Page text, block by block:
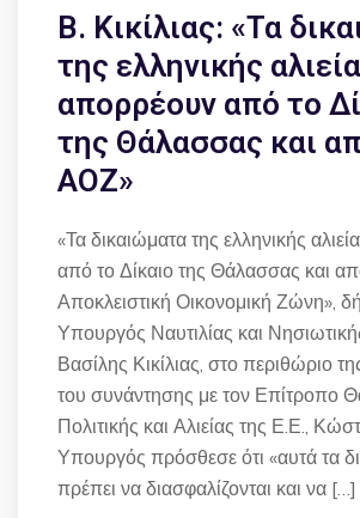
Β. Κικίλιας: «Τα
της ελληνικής
απορρέουν από το
της Θάλασσας και
ΑΟΖ»
«Τα δικαιώματα της ελληνικής
από το Δίκαιο της Θάλασσας και
Αποκλειστική Οικονομική Ζώνη»,
Υπουργός Ναυτιλίας και
Βασίλης Κικίλιας, στο περιθώριο
του συνάντησης με τον Επίτροπο
Πολιτικής και Αλιείας της Ε.Ε.,
Υπουργός πρόσθεσε ότι «αυτά τα
πρέπει να διασφαλίζονται και να […]